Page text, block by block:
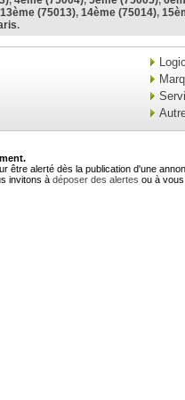
13ème (75013), 14ème (75014),
.
être alerté dès la publication d'une
invitons à déposer des alertes ou à vous